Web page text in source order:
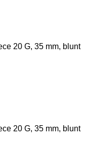
20 G, 35 mm, blunt
20 G, 35 mm, blunt